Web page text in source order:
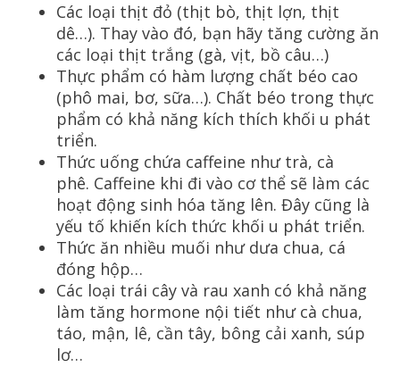
Các loại thịt đỏ (thịt bò, thịt lợn, thịt
dê…). Thay vào đó, bạn hãy tăng cường ăn
các loại thịt trắng (gà, vịt, bồ câu…)
Thực phẩm có hàm lượng chất béo cao
(phô mai, bơ, sữa…). Chất béo trong thực
phẩm có khả năng kích thích khối u phát
triển.
Thức uống chứa caffeine như trà, cà
phê. Caffeine khi đi vào cơ thể sẽ làm các
hoạt động sinh hóa tăng lên. Đây cũng là
yếu tố khiến kích thức khối u phát triển.
Thức ăn nhiều muối như dưa chua, cá
đóng hộp…
Các loại trái cây và rau xanh có khả năng
làm tăng hormone nội tiết như cà chua,
táo, mận, lê, cần tây, bông cải xanh, súp
lơ…